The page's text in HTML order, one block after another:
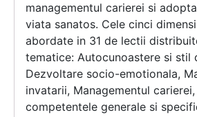
managementul carierei si
viata sanatos. Cele cinci
abordate in 31 de lectii
tematice: Autocunoastere si stil
Dezvoltare socio-emotionala,
invatarii, Managementul
competentele generale si